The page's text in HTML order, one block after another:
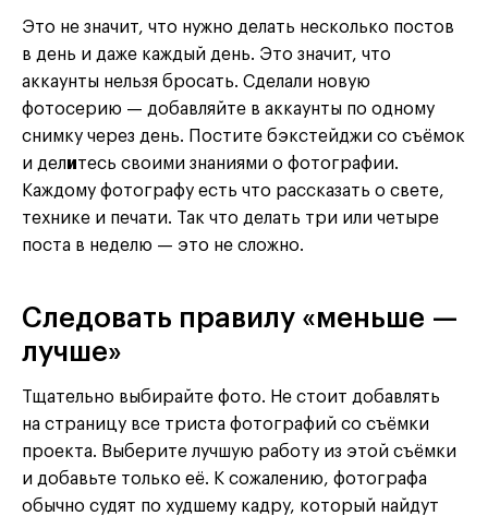
Это не значит, что нужно делать несколько постов
в день и даже каждый день. Это значит, что
аккаунты нельзя бросать. Сделали новую
фотосерию — добавляйте в аккаунты по одному
снимку через день. Постите бэкстейджи со съёмок
и делитесь своими знаниями о фотографии.
Каждому фотографу есть что рассказать о свете,
технике и печати. Так что делать три или четыре
поста в неделю — это не сложно.
Следовать правилу «меньше —
лучше»
Тщательно выбирайте фото. Не стоит добавлять
на страницу все триста фотографий со съёмки
проекта. Выберите лучшую работу из этой съёмки
и добавьте только её. К сожалению, фотографа
обычно судят по худшему кадру, который найдут